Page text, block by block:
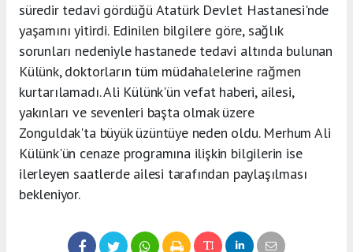
süredir tedavi gördüğü Atatürk Devlet Hastanesi'nde
yaşamını yitirdi. Edinilen bilgilere göre, sağlık
sorunları nedeniyle hastanede tedavi altında bulunan
Külünk, doktorların tüm müdahalelerine rağmen
kurtarılamadı. Ali Külünk'ün vefat haberi, ailesi,
yakınları ve sevenleri başta olmak üzere
Zonguldak'ta büyük üzüntüye neden oldu. Merhum Ali
Külünk'ün cenaze programına ilişkin bilgilerin ise
ilerleyen saatlerde ailesi tarafından paylaşılması
bekleniyor.